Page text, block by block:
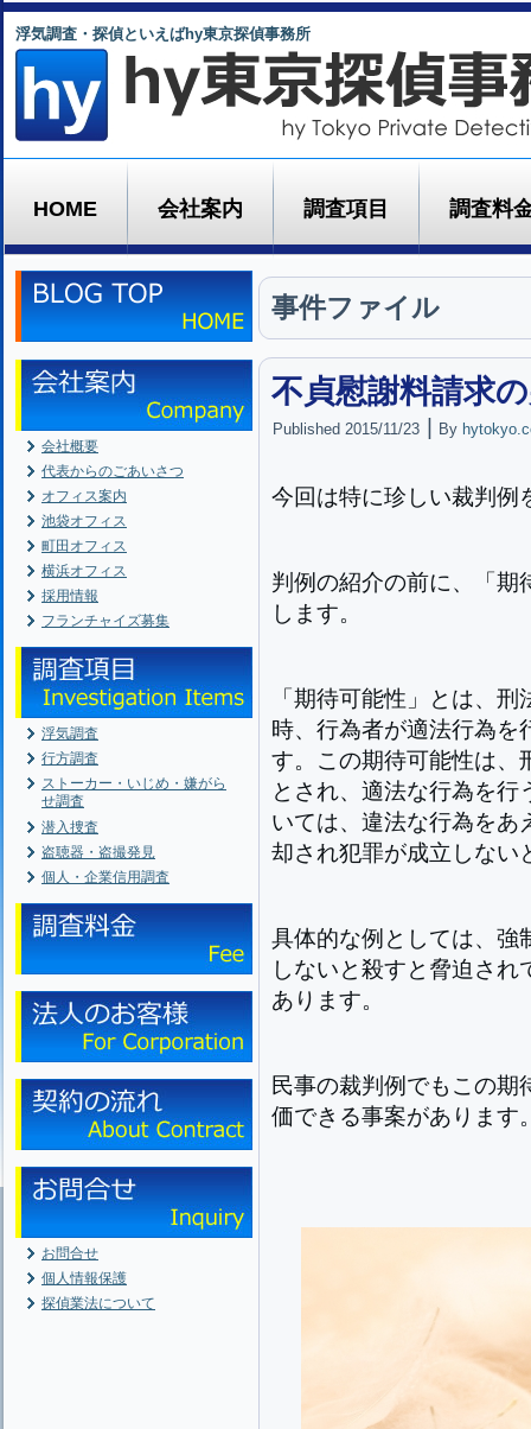
浮気調査・探偵といえばhy東京探偵事務所
HOME 会社案内 調査項目 調査料
会社概要
代表からのごあいさつ
オフィス案内
池袋オフィス
町田オフィス
横浜オフィス
採用情報
フランチャイズ募集
浮気調査
行方調査
ストーカー・いじめ・嫌がら
せ調査
潜入捜査
盗聴器・盗撮発見
個人・企業信用調査
お問合せ
個人情報保護
探偵業法について
事件ファイル
不貞慰謝料請求
Published 2015/11/23 By
今回は特に珍しい裁判例
判例の紹介の前に、「期
します。
「期待可能性」とは、
時、行為者が適法行為を
す。この期待可能性は、
とされ、適法な行為を
いては、違法な行為をあ
却され犯罪が成立しない
具体的な例としては、強
しないと殺すと脅迫さ
あります。
民事の裁判例でもこの
価できる事案があります